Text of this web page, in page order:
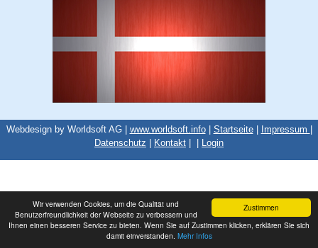
Zustimmen
Wir verwenden Cookies, um die Qualität und
Benutzerfreundlichkeit der Webseite zu verbessern und
Ihnen einen besseren Service zu bieten. Wenn Sie auf Zustimmen klicken, erklären Sie sich
damit einverstanden. Mehr Infos
Webdesign by Worldsoft AG | www.worldsoft.info| Startseite| Impressum
Datenschutz
Kontakt Login